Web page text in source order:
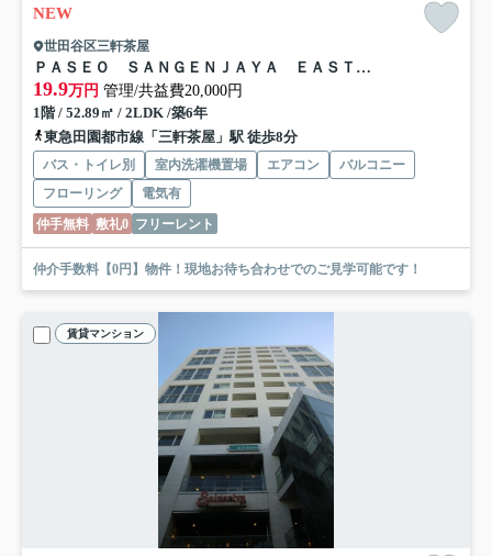
NEW
世田谷区三軒茶屋
ＰＡＳＥＯ ＳＡＮＧＥＮＪＡＹＡ ＥＡＳＴ ＷＥＳＴ
19.9万円 管理/共益費20,000円
1階 / 52.89㎡ / 2LDK /築6年
東急田園都市線「三軒茶屋」駅 徒歩8分
バス・トイレ別 室内洗濯機置場 エアコン
バルコニー
フローリング
電気有
仲手無料 敷礼0 フリーレント
仲介手数料【0円】物件！現地お待ち合わせでのご見学可能です！
賃貸マンション